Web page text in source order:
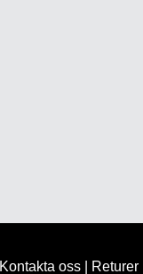
Kontakta oss| Returer|